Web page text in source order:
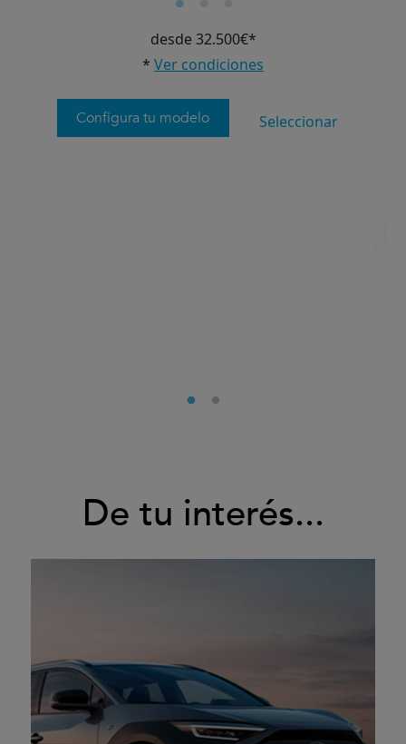
desde 32.500€*
* Ver condiciones
Configura tu modelo Seleccionar
De tu interés...